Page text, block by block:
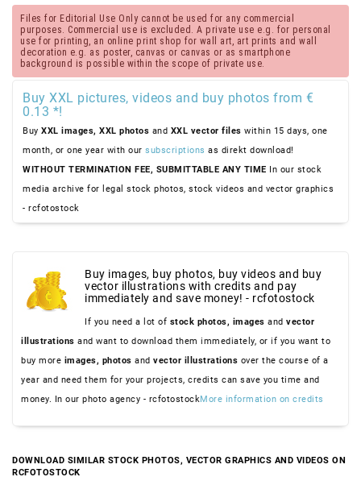
Files for Editorial Use Only cannot be used for any commercial
purposes. Commercial use is excluded. A private use e.g. for personal
use for printing, an online print shop for wall art, art prints and wall
decoration e.g. as poster, canvas or canvas or as smartphone
background is possible within the scope of private use.
Buy XXL pictures, videos and buy photos from €
0.13 *!
Buy XXL images, XXL photos and XXL vector files within 15 days, one
month, or one year with our subscriptions as direkt download!
WITHOUT TERMINATION FEE, SUBMITTABLE ANY TIME In our stock
media archive for legal stock photos, stock videos and vector graphics
- rcfotostock
Buy images, buy photos, buy videos and buy
vector illustrations with credits and pay
immediately and save money! - rcfotostock
If you need a lot of stock photos, images and vector
illustrations and want to download them immediately, or if you want to
buy more images, photos and vector illustrations over the course of a
year and need them for your projects, credits can save you time and
money. In our photo agency - rcfotostockMore information on credits
DOWNLOAD SIMILAR STOCK PHOTOS, VECTOR GRAPHICS AND VIDEOS ON
RCFOTOSTOCK